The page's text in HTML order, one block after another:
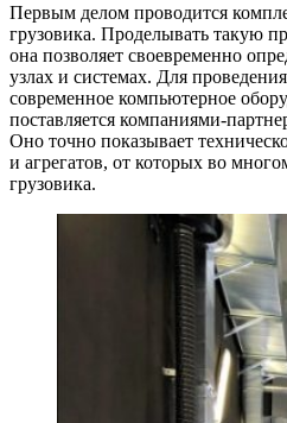
Первым делом проводится
грузовика. Проделывать такую
она позволяет своевременно
узлах и системах. Для
современное компьютерное
поставляется компаниями-
Оно точно показывает
и агрегатов, от которых во
грузовика.